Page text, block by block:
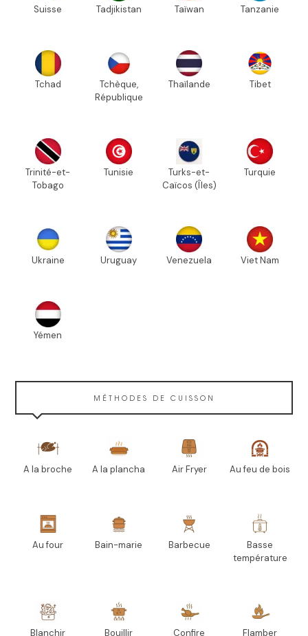
Suisse Tadjikistan Taïwan Tanzanie
Tchad
Tchèque,
République
Thaïlande Tibet
Trinité-et-
Tobago
Tunisie
Turks-et-
Caïcos (Îles)
Turquie
Ukraine Uruguay Venezuela Viet Nam
Yémen
MÉTHODES DE CUISSON
A la broche A la plancha Air Fryer Au feu de bois
Au four Bain-marie Barbecue
Basse
température
Blanchir Bouillir Confire Flamber